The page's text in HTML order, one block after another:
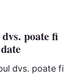
poate fi
dvs. poate fi